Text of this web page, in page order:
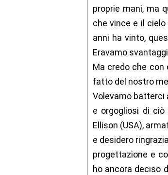
proprie mani, ma
che vince e il
anni ha vinto,
Eravamo
Ma credo che con
fatto del nostro
Volevamo batterci
e orgogliosi di
Ellison (USA),
e desidero
progettazione e
ho ancora deciso